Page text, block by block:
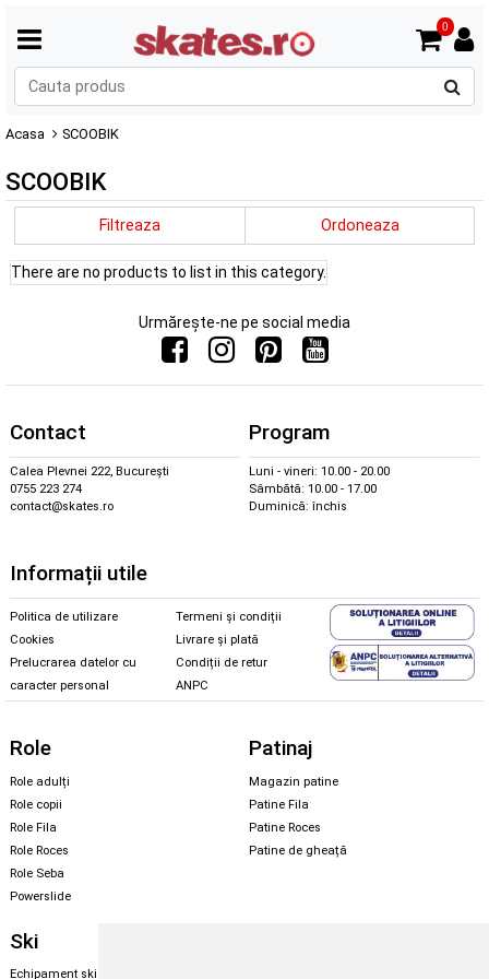
0
Acasa SCOOBIK
SCOOBIK
Filtreaza Ordoneaza
There are no products to list in this category.
Urmărește-ne pe social media
Contact
Calea Plevnei 222, București
0755 223 274
contact@skates.ro
Program
Luni - vineri: 10.00 - 20.00
Sâmbătă: 10.00 - 17.00
Duminică: închis
Informații utile
Politica de utilizare
Cookies
Prelucrarea datelor cu
caracter personal
Termeni și condiții
Livrare și plată
Condiții de retur
ANPC
Role
Role adulți
Role copii
Role Fila
Role Roces
Role Seba
Powerslide
Patinaj
Magazin patine
Patine Fila
Patine Roces
Patine de gheață
Ski
Echipament ski